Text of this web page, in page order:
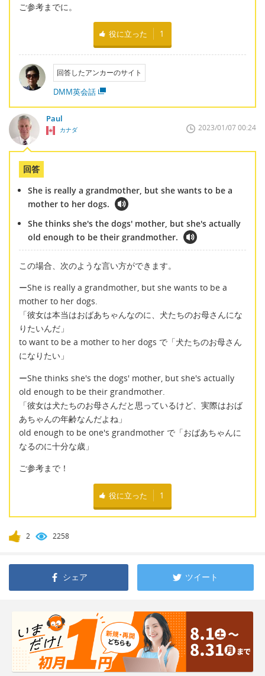
ご参考までに。
役に立った 1
回答したアンカーのサイト
DMM英会話
Paul
カナダ 2023/01/07 00:24
回答
She is really a grandmother, but she wants to be a
mother to her dogs.
She thinks she's the dogs' mother, but she's actually
old enough to be their grandmother.
この場合、次のような言い方ができます。
ーShe is really a grandmother, but she wants to be a
mother to her dogs.
「彼女は本当はおばあちゃんなのに、犬たちのお母さんにな
りたいんだ」
to want to be a mother to her dogs で「犬たちのお母さん
になりたい」
ーShe thinks she's the dogs' mother, but she's actually
old enough to be their grandmother.
「彼女は犬たちのお母さんだと思っているけど、実際はおば
あちゃんの年齢なんだよね」
old enough to be one's grandmother で「おばあちゃんに
なるのに十分な歳」
ご参考まで！
役に立った 1
2 2258
シェア ツイート